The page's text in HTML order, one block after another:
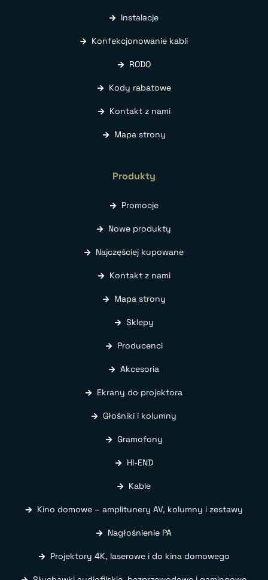
Instalacje
Konfekcjonowanie kabli
RODO
Kody rabatowe
Kontakt z nami
Mapa strony
Produkty
Promocje
Nowe produkty
Najczęściej kupowane
Kontakt z nami
Mapa strony
Sklepy
Producenci
Akcesoria
Ekrany do projektora
Głośniki i kolumny
Gramofony
HI-END
Kable
Kino domowe – amplitunery AV, kolumny i zestawy
Nagłośnienie PA
Projektory 4K, laserowe i do kina domowego